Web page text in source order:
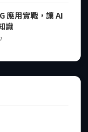
應用實戰，讓 AI
識